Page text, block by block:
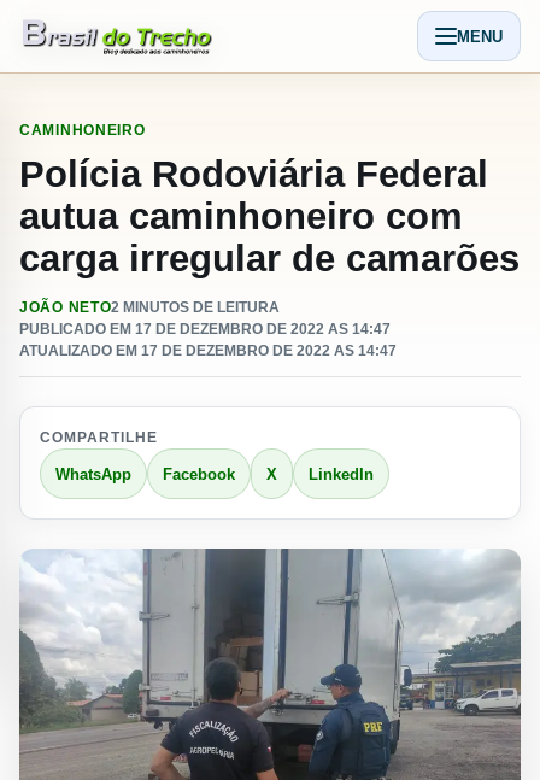
Abrir
MENU
CAMINHONEIRO
Polícia Rodoviária Federal
autua caminhoneiro com
carga irregular de camarões
JOÃO NETO2 MINUTOS DE LEITURA
PUBLICADO EM 17 DE DEZEMBRO DE 2022 AS 14:47
ATUALIZADO EM 17 DE DEZEMBRO DE 2022 AS 14:47
COMPARTILHE
WhatsApp Facebook X LinkedIn